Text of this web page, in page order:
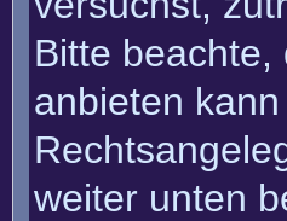
Bitte beachte,
anbieten
weiter unten